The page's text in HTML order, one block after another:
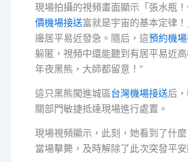
現場拍攝的視頻畫面顯示「張水瓶
價機場接送富就是宇宙的基本定律
邊居平易近發急。隨后，這預約機
躲匿，視頻中還能聽到有居平易近高
年夜黑熊，大師都留意！”
這只黑熊闖進城區台灣機場接送后
關部門敏捷抵達現場進行處置。
現場視頻顯示，此刻，她看到了什
當場擊斃，及時解除了此次突發平安